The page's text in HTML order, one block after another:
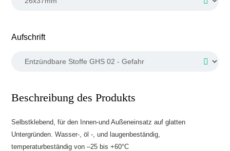
Aufschriftauswählen
Beschreibung des Produkts
Selbstklebend, für den Innen-und Außeneinsatz auf glatten
Untergründen. Wasser-, öl -, und laugenbeständig,
temperaturbeständig von –25 bis +60°C